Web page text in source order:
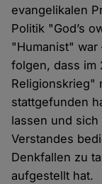
evangelikalen
Politik "God’s
"Humanist" war
folgen, dass im
Religionskrieg"
stattgefunden
lassen und
Verstandes
Denkfallen zu
aufgestellt hat.